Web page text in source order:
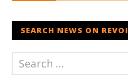
SEARCH NEWS ON REVOI